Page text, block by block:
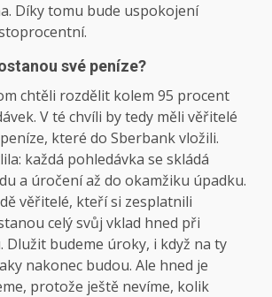
Díky tomu bude uspokojení
své peníze?
chtěli rozdělit kolem 95 procent
V té chvíli by tedy měli věřitelé
které do Sberbank vložili.
každá pohledávka se skládá
a úročení až do okamžiku úpadku.
věřitelé, kteří si zesplatnili
celý svůj vklad hned při
Dlužit budeme úroky, i když na ty
nakonec budou. Ale hned je
protože ještě nevíme, kolik